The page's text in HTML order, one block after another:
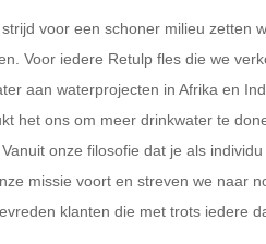
voor een schoner milieu zetten
Voor iedere Retulp fles die we
aan waterprojecten in Afrika en
het ons om meer drinkwater te
onze filosofie dat je als
missie voort en streven we naar
klanten die met trots iedere